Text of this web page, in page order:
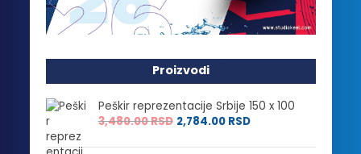
Proizvodi
Peškir reprezentacije Srbije 150 x 100
3,480.00RSD 2,784.00 RSD